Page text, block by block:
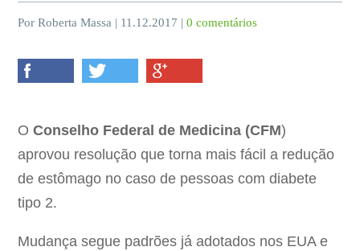
Por Roberta Massa | 11.12.2017 |0 comentários
OConselho Federal de Medicina (CFM)
aprovou resolução que torna mais fácil a redução
de estômago no caso de pessoas com diabete
tipo 2.
Mudança segue padrões já adotados nos EUA e